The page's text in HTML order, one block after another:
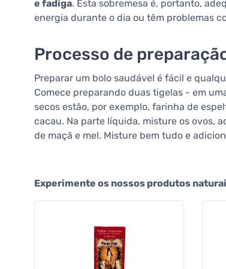
e fadiga. Esta sobremesa é, portanto,
energia durante o dia ou têm problemas
Processo de
Preparar um bolo saudável é fácil e
Comece preparando duas tigelas - em
secos estão, por exemplo, farinha de
cacau. Na parte líquida, misture os ovos,
de maçã e mel. Misture bem tudo e
Experimente os nossos produtos